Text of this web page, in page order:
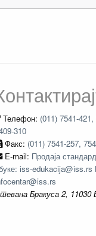
Телефон: (011) 7541-
310
Факс: (011) 7541-257,
E-mail: Продаја
iss-
Бракуса 2, 11030